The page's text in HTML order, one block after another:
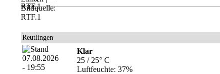
Reutlingen
Klar
25 / 25° C
Luftfeuchte: 37%